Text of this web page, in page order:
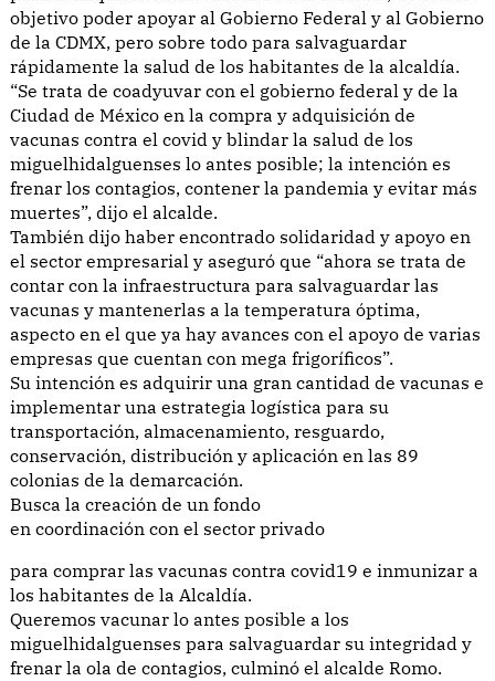
objetivo poder apoyar al Gobierno Federal y al Gobierno
de la CDMX, pero sobre todo para salvaguardar
rápidamente la salud de los habitantes de la alcaldía.
“Se trata de coadyuvar con el gobierno federal y de la
Ciudad de México en la compra y adquisición de
vacunas contra el covid y blindar la salud de los
miguelhidalguenses lo antes posible; la intención es
frenar los contagios, contener la pandemia y evitar más
muertes”, dijo el alcalde.
También dijo haber encontrado solidaridad y apoyo en
el sector empresarial y aseguró que “ahora se trata de
contar con la infraestructura para salvaguardar las
vacunas y mantenerlas a la temperatura óptima,
aspecto en el que ya hay avances con el apoyo de varias
empresas que cuentan con mega frigoríficos”.
Su intención es adquirir una gran cantidad de vacunas e
implementar una estrategia logística para su
transportación, almacenamiento, resguardo,
conservación, distribución y aplicación en las 89
colonias de la demarcación.
Busca la creación de un fondo
en coordinación con el sector privado
para comprar las vacunas contra covid19 e inmunizar a
los habitantes de la Alcaldía.
Queremos vacunar lo antes posible a los
miguelhidalguenses para salvaguardar su integridad y
frenar la ola de contagios, culminó el alcalde Romo.